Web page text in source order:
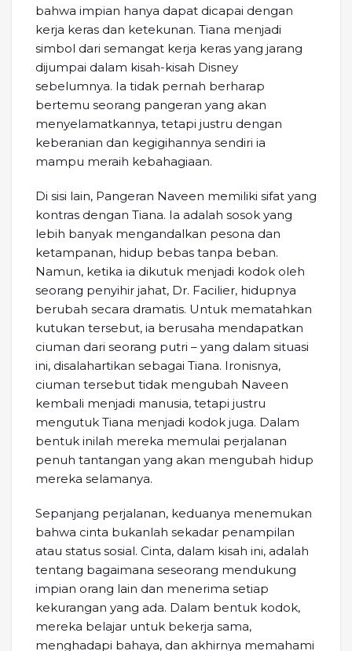
bahwa impian hanya dapat dicapai dengan
kerja keras dan ketekunan. Tiana menjadi
simbol dari semangat kerja keras yang jarang
dijumpai dalam kisah-kisah Disney
sebelumnya. Ia tidak pernah berharap
bertemu seorang pangeran yang akan
menyelamatkannya, tetapi justru dengan
keberanian dan kegigihannya sendiri ia
mampu meraih kebahagiaan.
Di sisi lain, Pangeran Naveen memiliki sifat yang
kontras dengan Tiana. Ia adalah sosok yang
lebih banyak mengandalkan pesona dan
ketampanan, hidup bebas tanpa beban.
Namun, ketika ia dikutuk menjadi kodok oleh
seorang penyihir jahat, Dr. Facilier, hidupnya
berubah secara dramatis. Untuk mematahkan
kutukan tersebut, ia berusaha mendapatkan
ciuman dari seorang putri – yang dalam situasi
ini, disalahartikan sebagai Tiana. Ironisnya,
ciuman tersebut tidak mengubah Naveen
kembali menjadi manusia, tetapi justru
mengutuk Tiana menjadi kodok juga. Dalam
bentuk inilah mereka memulai perjalanan
penuh tantangan yang akan mengubah hidup
mereka selamanya.
Sepanjang perjalanan, keduanya menemukan
bahwa cinta bukanlah sekadar penampilan
atau status sosial. Cinta, dalam kisah ini, adalah
tentang bagaimana seseorang mendukung
impian orang lain dan menerima setiap
kekurangan yang ada. Dalam bentuk kodok,
mereka belajar untuk bekerja sama,
menghadapi bahaya, dan akhirnya memahami